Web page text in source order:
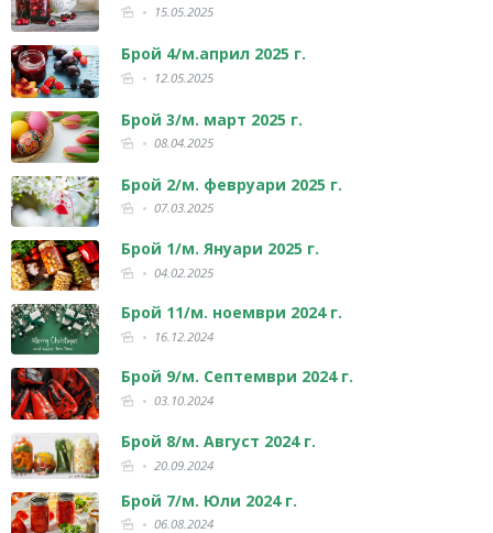
15.05.2025
Брой 4/м.април 2025 г.
12.05.2025
Брой 3/м. март 2025 г.
08.04.2025
Брой 2/м. февруари 2025 г.
07.03.2025
Брой 1/м. Януари 2025 г.
04.02.2025
Брой 11/м. ноември 2024 г.
16.12.2024
Брой 9/м. Септември 2024 г.
03.10.2024
Брой 8/м. Август 2024 г.
20.09.2024
Брой 7/м. Юли 2024 г.
06.08.2024